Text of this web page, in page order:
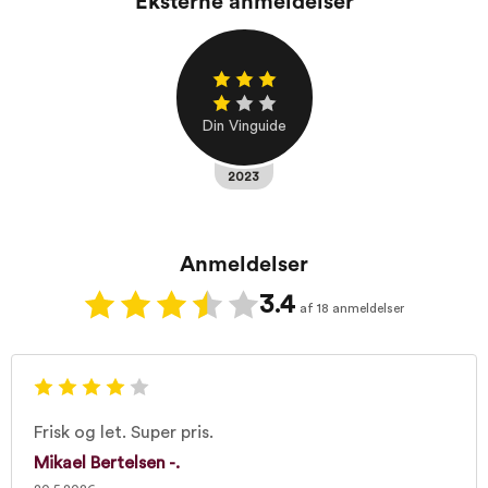
Din Vinguide
2023
Anmeldelser
3.4 af 18 anmeldelser
Frisk og let. Super pris.
Mikael Bertelsen -.